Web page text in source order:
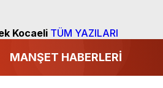
Kocaeli TÜM YAZILARI
MANŞET HABERLERİ